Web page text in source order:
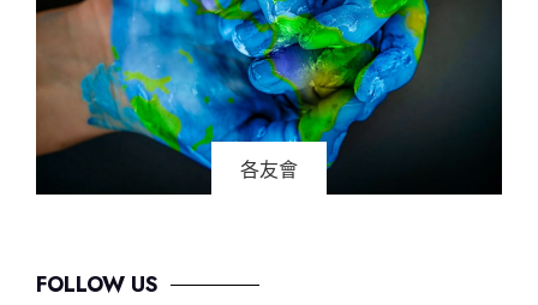
各友會
FOLLOW US